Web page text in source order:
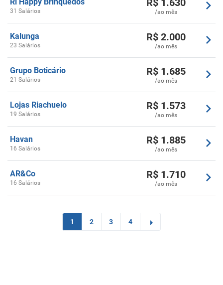
31 Salários
R$ 1.630
/ao mês
Kalunga
23 Salários
R$ 2.000
/ao mês
Grupo Boticário
21 Salários
R$ 1.685
/ao mês
Lojas Riachuelo
19 Salários
R$ 1.573
/ao mês
Havan
16 Salários
R$ 1.885
/ao mês
AR&Co
16 Salários
R$ 1.710
/ao mês
1 2 3 4